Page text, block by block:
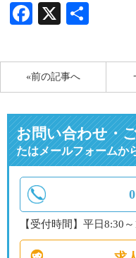
Facebook
X
«前の記事へ
お問い合わせ・
たはメールフォームか
【受付時間】平日8:30